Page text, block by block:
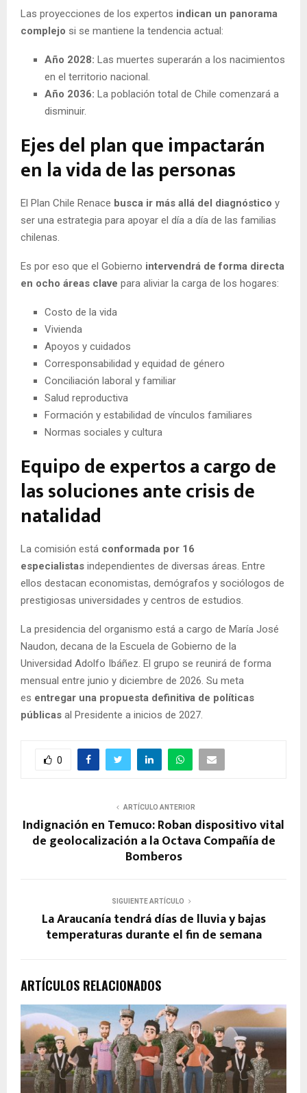
Las proyecciones de los expertos indican un panorama
complejo si se mantiene la tendencia actual:
Año 2028: Las muertes superarán a los nacimientos
en el territorio nacional.
Año 2036: La población total de Chile comenzará a
disminuir.
Ejes del plan que impactarán
en la vida de las personas
El Plan Chile Renace busca ir más allá del diagnóstico y
ser una estrategia para apoyar el día a día de las familias
chilenas.
Es por eso que el Gobierno intervendrá de forma directa
en ocho áreas clave para aliviar la carga de los hogares:
Costo de la vida
Vivienda
Apoyos y cuidados
Corresponsabilidad y equidad de género
Conciliación laboral y familiar
Salud reproductiva
Formación y estabilidad de vínculos familiares
Normas sociales y cultura
Equipo de expertos a cargo de
las soluciones ante crisis de
natalidad
La comisión está conformada por 16
especialistas independientes de diversas áreas. Entre
ellos destacan economistas, demógrafos y sociólogos de
prestigiosas universidades y centros de estudios.
La presidencia del organismo está a cargo de María José
Naudon, decana de la Escuela de Gobierno de la
Universidad Adolfo Ibáñez. El grupo se reunirá de forma
mensual entre junio y diciembre de 2026. Su meta
es entregar una propuesta definitiva de políticas
públicas al Presidente a inicios de 2027.
0
ARTÍCULO ANTERIOR
Indignación en Temuco: Roban dispositivo vital
de geolocalización a la Octava Compañía de
Bomberos
SIGUIENTE ARTÍCULO
La Araucanía tendrá días de lluvia y bajas
temperaturas durante el fin de semana
ARTÍCULOS RELACIONADOS